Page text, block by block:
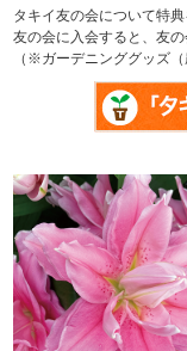
タキイ友の会について特
友の会に入会すると、友
（※ガーデニンググッズ